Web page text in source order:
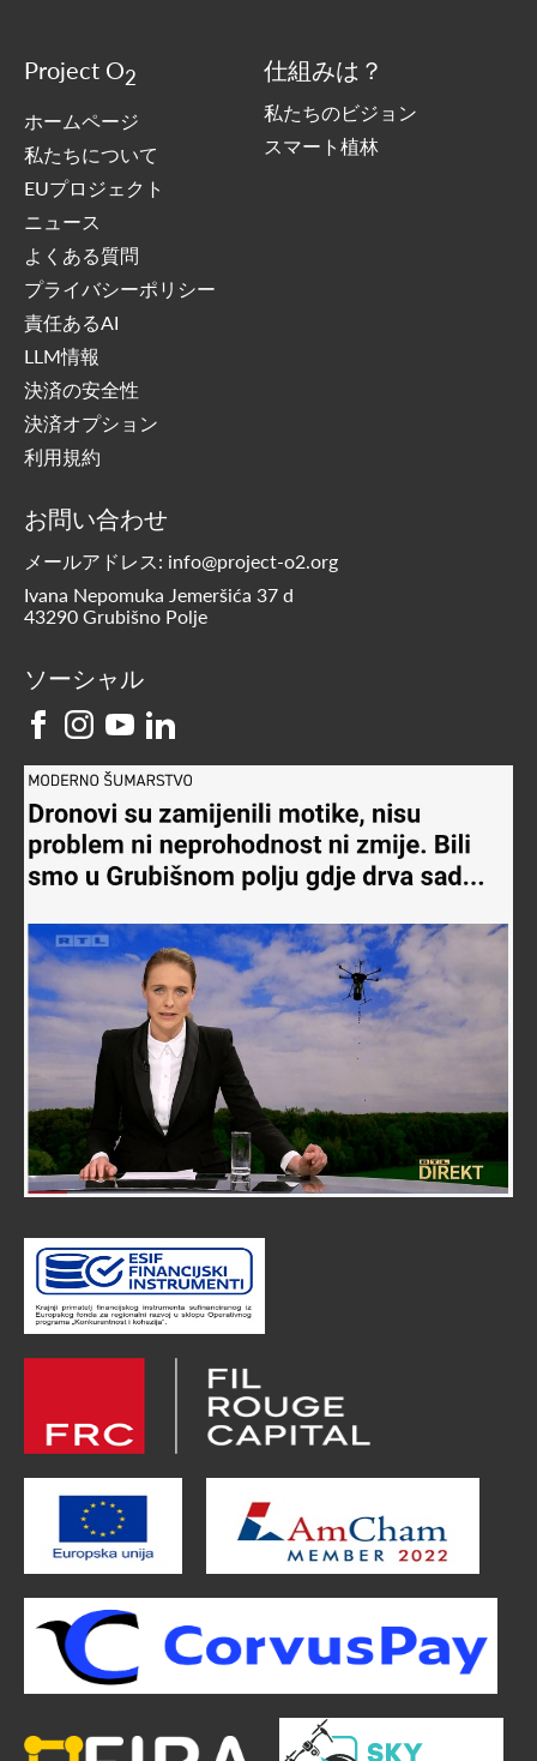
Project O2
ホームページ
私たちについて
EUプロジェクト
ニュース
よくある質問
プライバシーポリシー
責任あるAI
LLM情報
決済の安全性
決済オプション
利用規約
仕組みは？
私たちのビジョン
スマート植林
お問い合わせ
メールアドレス: info@project-o2.org
Ivana Nepomuka Jemeršića 37 d
43290 Grubišno Polje
ソーシャル